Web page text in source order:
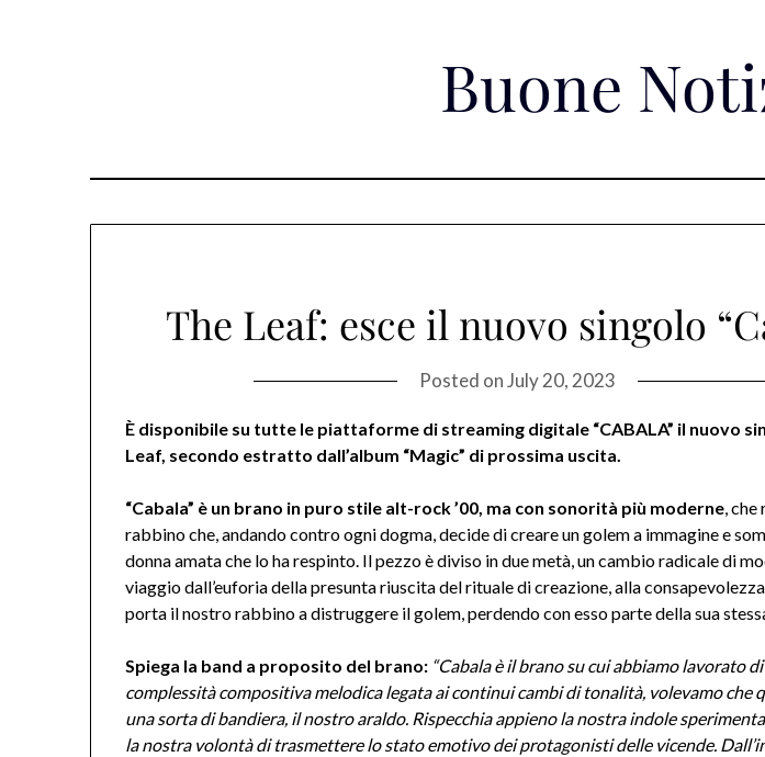
Buone
The Leaf: esce il nuovo singolo
Posted onJuly 20, 2023
È disponibile su tutte le piattaforme di streaming digitale “CABALA” il nuovo
Leaf, secondo estratto dall’album “Magic” di prossima uscita.
“Cabala” è un brano in puro stile alt-rock ’00, ma con sonorità più moderne, che
rabbino che, andando contro ogni dogma, decide di creare un golem a immagine e
donna amata che lo ha respinto. Il pezzo è diviso in due metà, un cambio radicale di
viaggio dall’euforia della presunta riuscita del rituale di creazione, alla
porta il nostro rabbino a distruggere il golem, perdendo con esso parte della sua
Spiega la band a proposito del brano: “Cabala è il brano su cui abbiamo lavorato
complessità compositiva melodica legata ai continui cambi di tonalità, volevamo che
una sorta di bandiera, il nostro araldo. Rispecchia appieno la nostra indole
la nostra volontà di trasmettere lo stato emotivo dei protagonisti delle vicende.